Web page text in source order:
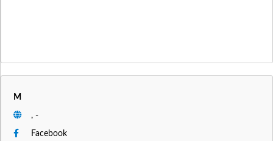
M
, -
Facebook